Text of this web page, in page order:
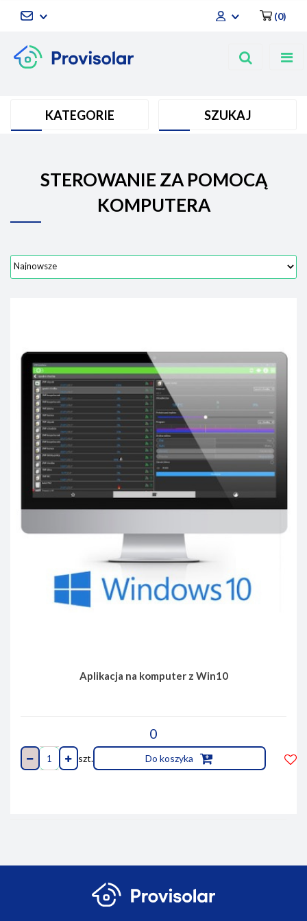
Zaloguj się
(0)
KATEGORIE SZUKAJ
STEROWANIE ZA POMOCĄ
KOMPUTERA
Aplikacja na komputer z Win10
0
szt. Do koszyka